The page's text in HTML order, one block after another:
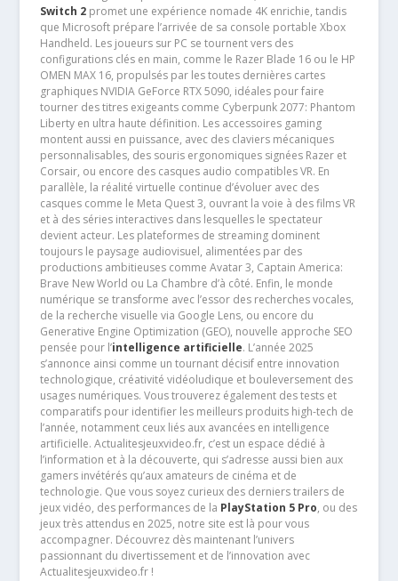
Switch 2promet une expérience nomade 4K enrichie, tandis
que Microsoft prépare l’arrivée de sa console portable Xbox
Handheld. Les joueurs sur PC se tournent vers des
configurations clés en main, comme le Razer Blade 16 ou le HP
OMEN MAX 16, propulsés par les toutes dernières cartes
graphiques NVIDIA GeForce RTX 5090, idéales pour faire
tourner des titres exigeants comme Cyberpunk 2077: Phantom
Liberty en ultra haute définition. Les accessoires gaming
montent aussi en puissance, avec des claviers mécaniques
personnalisables, des souris ergonomiques signées Razer et
Corsair, ou encore des casques audio compatibles VR. En
parallèle, la réalité virtuelle continue d’évoluer avec des
casques comme le Meta Quest 3, ouvrant la voie à des films VR
et à des séries interactives dans lesquelles le spectateur
devient acteur. Les plateformes de streaming dominent
toujours le paysage audiovisuel, alimentées par des
productions ambitieuses comme Avatar 3, Captain America:
Brave New World ou La Chambre d’à côté. Enfin, le monde
numérique se transforme avec l’essor des recherches vocales,
de la recherche visuelle via Google Lens, ou encore du
Generative Engine Optimization (GEO), nouvelle approche SEO
pensée pour l’intelligence artificielle. L’année 2025
s’annonce ainsi comme un tournant décisif entre innovation
technologique, créativité vidéoludique et bouleversement des
usages numériques. Vous trouverez également des tests et
comparatifs pour identifier les meilleurs produits high-tech de
l’année, notamment ceux liés aux avancées en intelligence
artificielle. Actualitesjeuxvideo.fr, c’est un espace dédié à
l’information et à la découverte, qui s’adresse aussi bien aux
gamers invétérés qu’aux amateurs de cinéma et de
technologie. Que vous soyez curieux des derniers trailers de
jeux vidéo, des performances de la PlayStation 5 Pro, ou des
jeux très attendus en 2025, notre site est là pour vous
accompagner. Découvrez dès maintenant l’univers
passionnant du divertissement et de l’innovation avec
Actualitesjeuxvideo.fr !